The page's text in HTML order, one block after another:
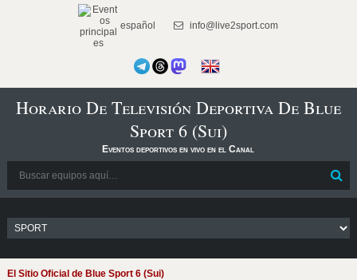
español info@live2sport.com
Horario De Televisión Deportiva De Blue
Sport 6 (Sui)
Eventos deportivos en vivo en el Canal
El Sitio Oficial de Blue Sport 6 (Sui)